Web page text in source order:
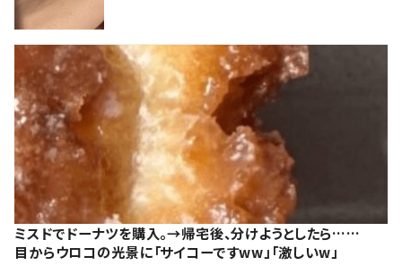
ミスドでドーナツを購入。→帰宅後、分けようとしたら……
目からウロコの光景に「サイコーですww」「激しいw」